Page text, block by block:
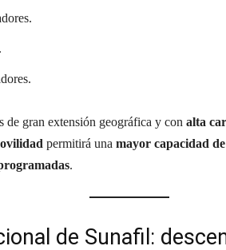
de gran extensión geográfica y con alta
permitirá una mayor capacidad
.
de Sunafil: